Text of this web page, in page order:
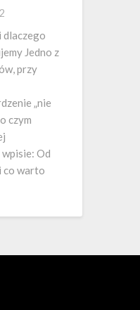
dlaczego
Jedno z
przy
„nie
czym
Od
co warto